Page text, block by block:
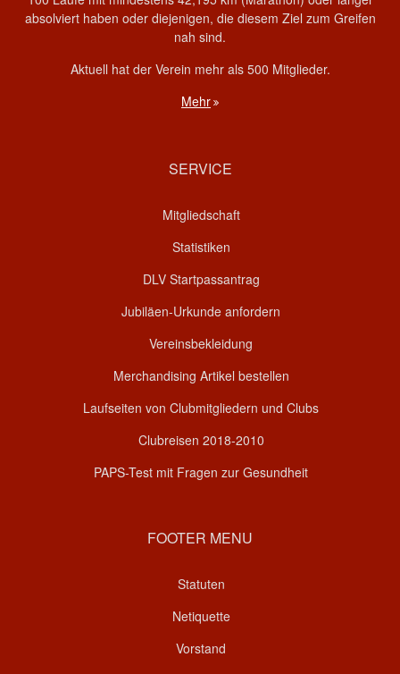
absolviert haben oder diejenigen, die diesem Ziel zum Greifen
nah sind.
Aktuell hat der Verein mehr als 500 Mitglieder.
Mehr
SERVICE
Mitgliedschaft
Statistiken
DLV Startpassantrag
Jubiläen-Urkunde anfordern
Vereinsbekleidung
Merchandising Artikel bestellen
Laufseiten von Clubmitgliedern und Clubs
Clubreisen 2018-2010
PAPS-Test mit Fragen zur Gesundheit
FOOTER MENU
Statuten
Netiquette
Vorstand